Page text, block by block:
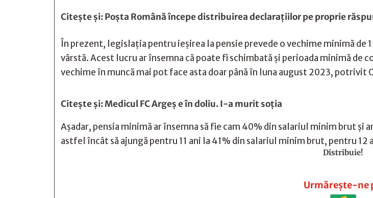
Citește și:Poșta Română începe distribuirea declarațiilor pe proprie
În prezent, legislația pentru ieșirea la pensie prevede o vechime minimă de
vârstă. Acest lucru ar însemna că poate fi schimbată şi perioada minimă de
vechime în muncă mai pot face asta doar până în luna august 2023, potrivit
Citește și:Medicul FC Argeș e în doliu. I-a murit soția
Aşadar, pensia minimă ar însemna să fie cam 40% din salariul minim brut şi
astfel încât să ajungă pentru 11 ani la 41% din salariul minim brut, pentru
Distribuie!
Urmărește-ne